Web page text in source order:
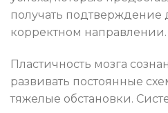
получать
корректном направлении.
Пластичность мозга
развивать постоянные
тяжелые обстановки.